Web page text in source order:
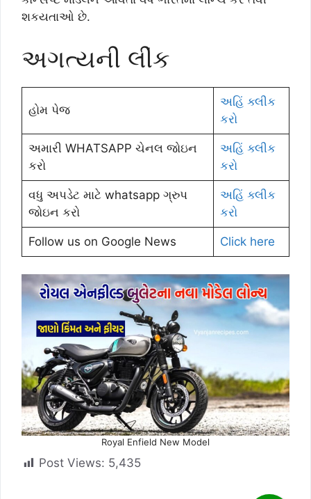
શકયતાઓ છે.
અગત્યની લીંક
હોમ પેજ
અહિં ક્લીક
કરો
અમારી WHATSAPP ચેનલ જોઇન
કરો
અહિં ક્લીક
કરો
વધુ અપડેટ માટે whatsapp ગ્રુપ
જોઇન કરો
અહિં ક્લીક
કરો
Follow us on Google News Click here
Royal Enfield New Model
Post Views: 5,435